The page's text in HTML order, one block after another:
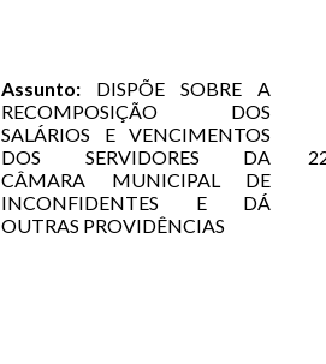
Assunto: DISPÕE SOBRE A
RECOMPOSIÇÃO DOS
SALÁRIOS E VENCIMENTOS
DOS SERVIDORES DA
CÂMARA MUNICIPAL DE
INCONFIDENTES E DÁ
OUTRAS PROVIDÊNCIAS